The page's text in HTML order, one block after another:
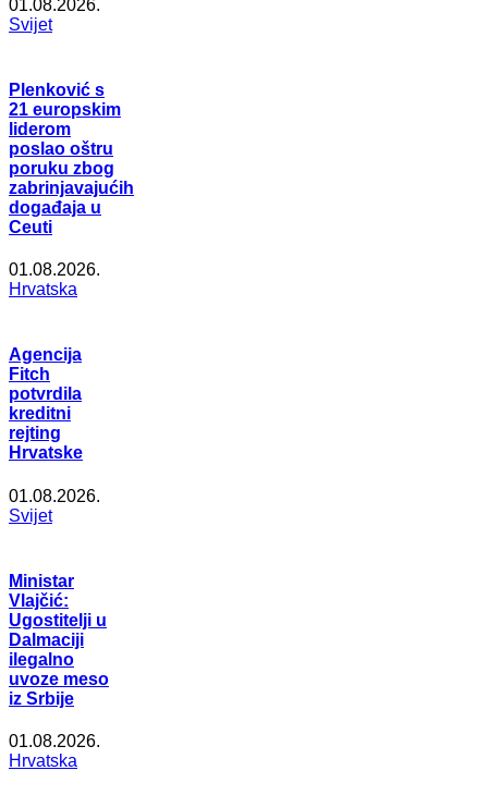
01.08.2026.
Svijet
Plenković s
21 europskim
liderom
poslao oštru
poruku zbog
zabrinjavajućih
događaja u
Ceuti
01.08.2026.
Hrvatska
Agencija
Fitch
potvrdila
kreditni
rejting
Hrvatske
01.08.2026.
Svijet
Ministar
Vlajčić:
Ugostitelji u
Dalmaciji
ilegalno
uvoze meso
iz Srbije
01.08.2026.
Hrvatska